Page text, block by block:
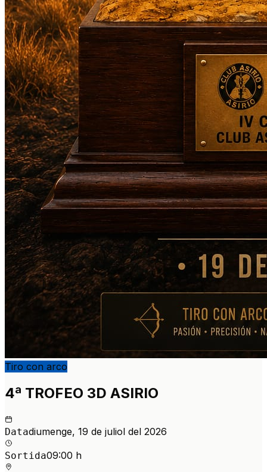
Tiro con arco
4ª TROFEO 3D ASIRIO
Datadiumenge, 19 de juliol del 2026
Sortida09:00 h